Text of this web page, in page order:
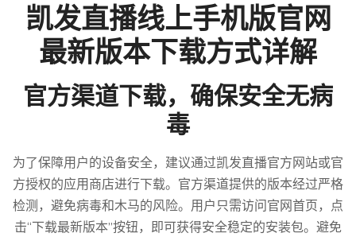
凯发直播线上手机版官网
最新版本下载方式详解
官方渠道下载，确保安全无病
毒
为了保障用户的设备安全，建议通过凯发直播官方网站或官
方授权的应用商店进行下载。官方渠道提供的版本经过严格
检测，避免病毒和木马的风险。用户只需访问官网首页，点
击“下载最新版本”按钮，即可获得安全稳定的安装包。避免